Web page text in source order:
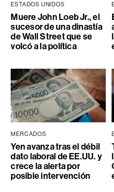
ESTADOS UNIDOS
Muere John Loeb Jr., el
sucesor de una dinastía
de Wall Street que se
volcó a la política
MERCADOS
Yen avanza tras el débil
dato laboral de EE.UU. y
crece la alerta por
posible intervención